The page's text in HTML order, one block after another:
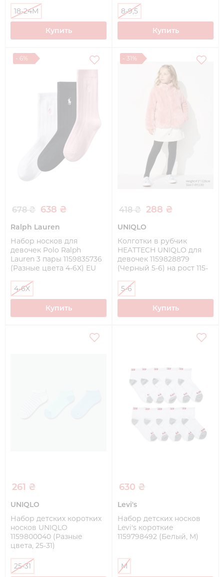
18-24M
Купить
8-9,5
Купить
- 6%
678 ₴ 638 ₴
Ralph Lauren
Набор носков для
девочек Polo Ralph
Lauren 3 пары 1159835736
(Разные цвета 4-6X) EU
4-6X
Купить
- 31%
418 ₴ 288 ₴
UNIQLO
Колготки в рубчик
HEATTECH UNIQLO для
девочек 1159828879
(Черный 5-6) на рост 115-
5-6
Купить
261 ₴
UNIQLO
Набор детских коротких
носков UNIQLO
1159800040 (Разные
цвета, 25-31)
25-31
630 ₴
Levi's
Набор детских носков
Levi's короткие
1159798492 (Белый, M)
M